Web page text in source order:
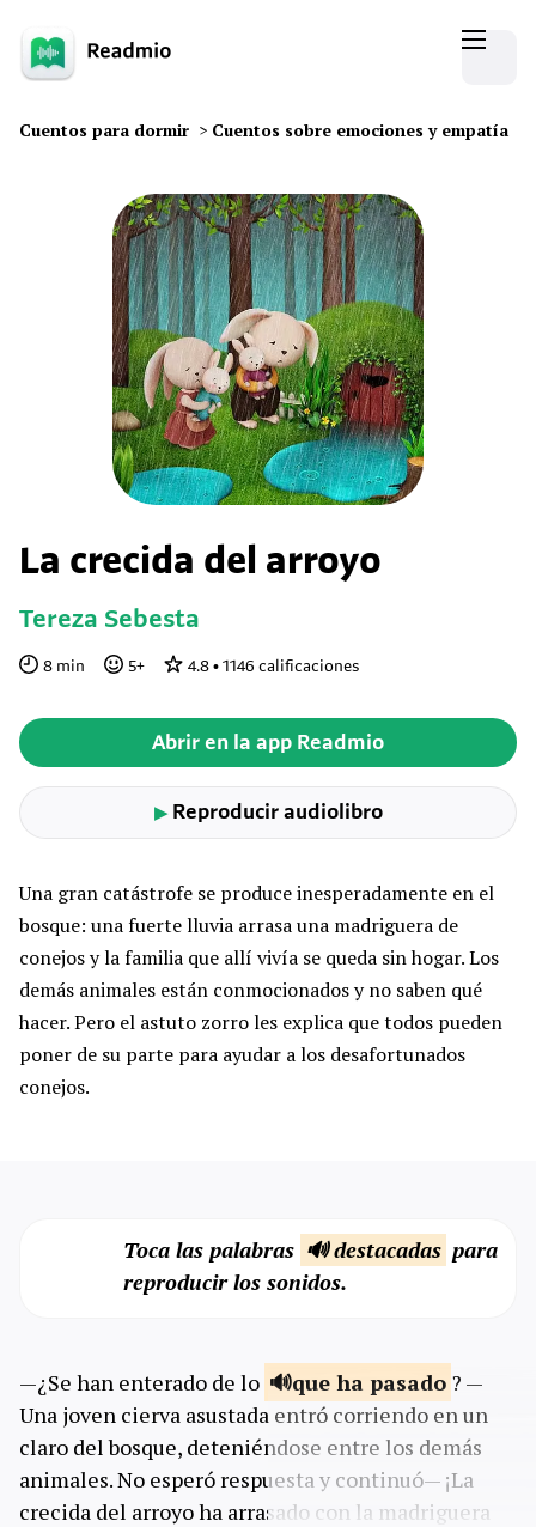
Cuentos para dormir > Cuentos sobre emociones y empatía
La crecida del arroyo
Tereza Sebesta
8 min 5+ 4.8 • 1146 calificaciones
Abrir en la app Readmio
▶Reproducir audiolibro
Una gran catástrofe se produce inesperadamente en el
bosque: una fuerte lluvia arrasa una madriguera de
conejos y la familia que allí vivía se queda sin hogar. Los
demás animales están conmocionados y no saben qué
hacer. Pero el astuto zorro les explica que todos pueden
poner de su parte para ayudar a los desafortunados
conejos.
Toca las palabras 🔊 destacadas para
reproducir los sonidos.
—¿Se han enterado de lo que ha pasado ? —
Una joven cierva asustada entró corriendo en un
claro del bosque, deteniéndose entre los demás
animales. No esperó respuesta y continuó— ¡La
crecida del arroyo ha arrasado con la madriguera